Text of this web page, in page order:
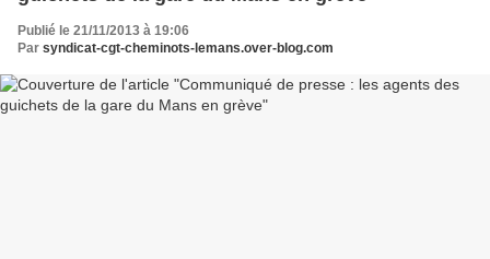
Publié le 21/11/2013 à 19:06
Par syndicat-cgt-cheminots-lemans.over-blog.com